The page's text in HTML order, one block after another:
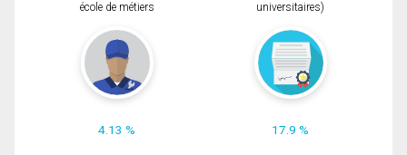
école de métiers
4.13 %
universitaires)
17.9 %